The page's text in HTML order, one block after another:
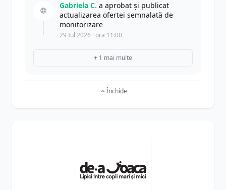
Gabriela C. a aprobat și publicat
actualizarea ofertei semnalată de
monitorizare
29 Iul 2026 · ora 11:00
+ 1 mai multe
Închide